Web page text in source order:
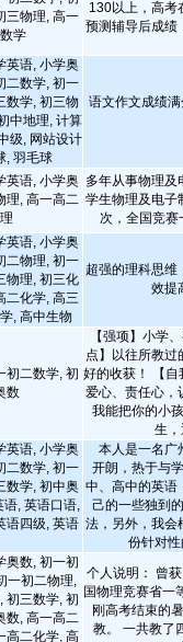
三物理, 高一
学
130以上，高考
预测辅导后成绩
英语, 小学奥
二数学, 初一
数学, 初三物
中地理, 计算
级, 网站设计
, 羽毛球
语文作文成绩
英语, 小学奥
理, 高一高二
多年从事物理及
学生物理及电子
次，全国竞赛
英语, 小学奥
二物理, 初一
物理, 初三化
二化学, 高三
, 高中生物
超强的理科思维
效提
初二数学, 初
数
【强项】小学
点】以往所教过
好的收获！ 【自
爱心、责任心，
我能把你的小
生，
英语, 小学奥
二数学, 初一
数学, 初中奥
语, 英语口语,
语四级, 英语
本人是一名广
开朗，热于与
中、高中的英语
己的一些独到
法，另外，我会
份针对
奥数, 初一初
一初二物理,
初三数学, 初
数, 高一高二
高二化学, 高
个人说明： 曾
国物理竞赛省一
刚高考结束的
教。 一共教了